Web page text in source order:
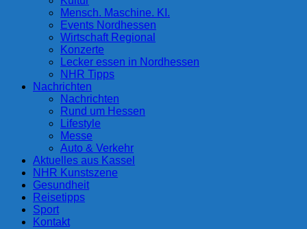
Mensch. Maschine. KI.
Events Nordhessen
Wirtschaft Regional
Konzerte
Lecker essen in Nordhessen
NHR Tipps
Nachrichten
Nachrichten
Rund um Hessen
Lifestyle
Messe
Auto & Verkehr
Aktuelles aus Kassel
NHR Kunstszene
Gesundheit
Reisetipps
Sport
Kontakt